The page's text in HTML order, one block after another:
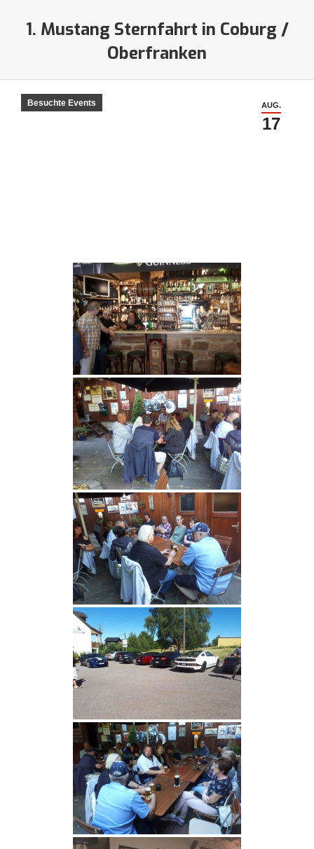
1. Mustang Sternfahrt in Coburg /
Oberfranken
AUG.
17
Besuchte Events